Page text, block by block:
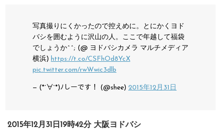
写真撮りにくかったので控えめに。とにかくヨド
バシを囲むように沢山の人。ここで年越して福袋
でしょうか^^; (@ ヨドバシカメラ マルチメディア
横浜) https://t.co/CSFhOd8YcX
pic.twitter.com/rwWwic3dlb
— (*´∀`*)ﾉしーです！ (@shee) 2015年12月31日
2015年12月31日19時42分 大阪ヨドバシ